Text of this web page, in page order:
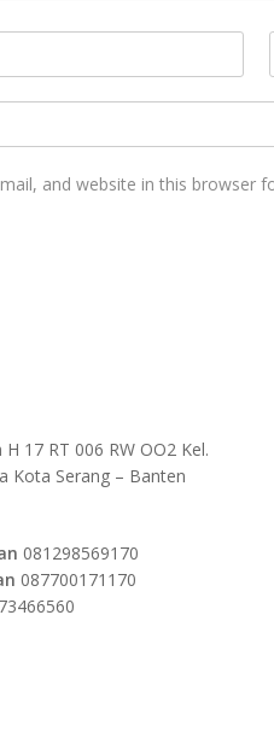
and website in this browser
17 RT 006 RW OO2 Kel.
Kota Serang – Banten
081298569170
087700171170